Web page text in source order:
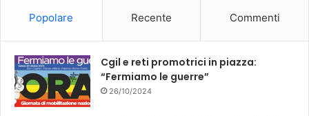
k
Popolare Recente Commenti
Cgil e reti promotrici in piazza:
“Fermiamo le guerre”
26/10/2024